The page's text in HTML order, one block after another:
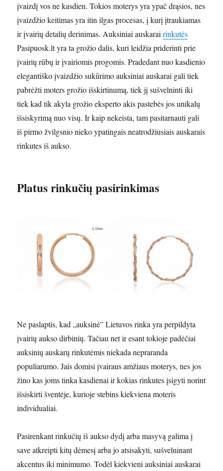
įvaizdį vos ne kasdien. Tokios moterys yra ypač drąsios, nes
įvaizdžio keitimas yra itin ilgas procesas, į kurį įtraukiamas
ir įvairių detalių derinimas. Auksiniai auskarairinkutės
Pasipuosk.lt yra ta grožio dalis, kuri leidžia priderinti prie
įvairių rūbų ir įvairiomis progomis. Pradedant nuo kasdienio
elegantiško įvaizdžio sukūrimo auksiniai auskarai gali tiek
pabrėžti moters grožio išskirtinumą, tiek jį sušvelninti iki
tiek kad tik akyla grožio eksperto akis pastebės jos unikalų
išsiskyrimą nuo visų. Ir kaip nekeista, tam pasitarnauti gali
iš pirmo žvilgsnio nieko ypatingais neatrodžiusiais auskarais
rinkutes iš aukso.
Platus rinkučių pasirinkimas
Ne paslaptis, kad „auksinė” Lietuvos rinka yra perpildyta
įvairių aukso dirbinių. Tačiau net ir esant tokioje padėčiai
auksinių auskarų rinkutėmis niekada nepraranda
populiarumo. Jais domisi įvairaus amžiaus moterys, nes jos
žino kas joms tinka kasdienai ir kokias rinkutes įsigyti norint
išsiskirti šventėje, kurioje stebins kiekviena moteris
individualiai.
Pasirenkant rinkučių iš aukso dydį arba masyvą galima į
save atkreipti kitų dėmesį arba jo atsisakyti, sušvelninant
akcentus iki minimumo. Todėl kiekvieni auksiniai auskarai